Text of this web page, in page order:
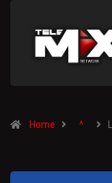
Home ^